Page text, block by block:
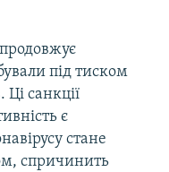
під тиском
Ці санкції
є
стане
спричинить